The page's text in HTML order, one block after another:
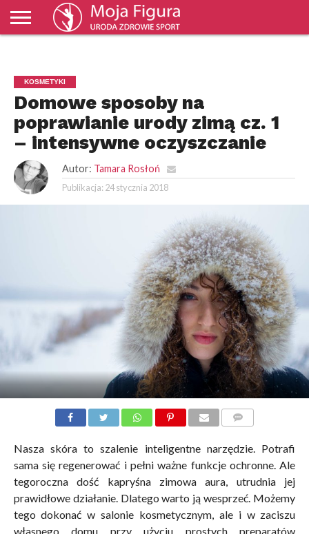
KOSMETYKI
Domowe sposoby na
poprawianie urody zimą cz. 1
– intensywne oczyszczanie
Autor: Tamara Rosłoń
Publikacja: 24 stycznia 2018
Nasza skóra to szalenie inteligentne narzędzie. Potrafi
sama się regenerować i pełni ważne funkcje ochronne. Ale
tegoroczna dość kapryśna zimowa aura, utrudnia jej
prawidłowe działanie. Dlatego warto ją wesprzeć. Możemy
tego dokonać w salonie kosmetycznym, ale i w zaciszu
własnego domu przy użyciu prostych preparatów